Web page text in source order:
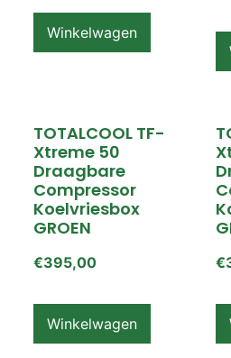
Winkelwagen
TOTALCOOL TF-
Xtreme 50
Draagbare
Compressor
Koelvriesbox
GROEN
€395,00
Winkelwagen
€